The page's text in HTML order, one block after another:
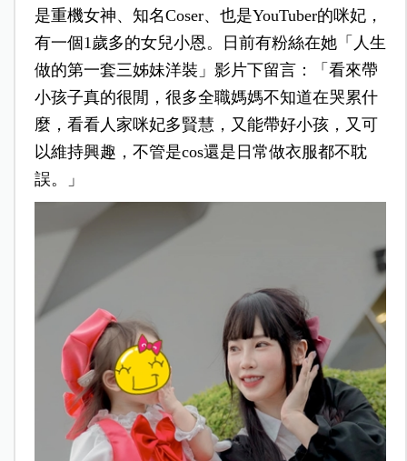
是重機女神、知名Coser、也是YouTuber的咪妃，
有一個1歲多的女兒小恩。日前有粉絲在她「人生
做的第一套三姊妹洋裝」影片下留言：「看來帶
小孩子真的很閒，很多全職媽媽不知道在哭累什
麼，看看人家咪妃多賢慧，又能帶好小孩，又可
以維持興趣，不管是cos還是日常做衣服都不耽
誤。」